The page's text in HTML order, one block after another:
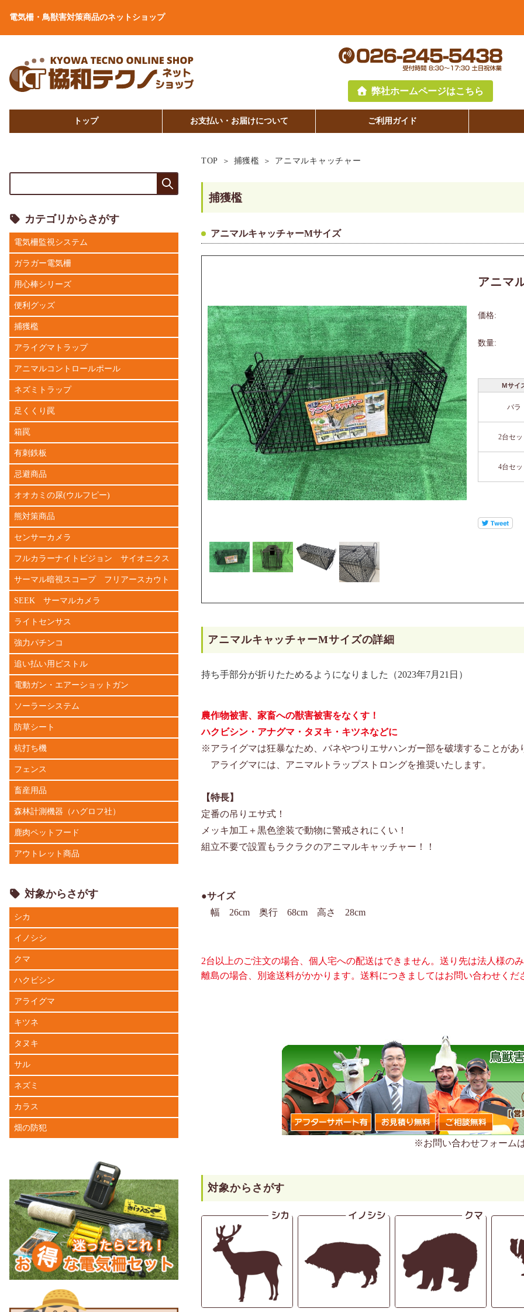
電気柵・鳥獣害対策商品のネットショップ
弊社ホームページはこちら
トップ お支払い・お届けについて ご利用ガイド
TOP 捕獲檻 アニマルキャッチャー
捕獲檻
アニマルキャッチャーMサイズ
アニマ
価格:
数量:
Ｍサイ
バラ
2台セ
4台セ
アニマルキャッチャーMサイズの詳細
持ち手部分が折りたためるようになりました（2023年7月21日）
農作物被害、家畜への獣害被害をなくす！
ハクビシン・アナグマ・タヌキ・キツネなどに
※アライグマは狂暴なため、バネやつりエサハンガー部を破壊することがあ
アライグマには、アニマルトラップストロングを推奨いたします。
【特長】
定番の吊りエサ式！
メッキ加工＋黒色塗装で動物に警戒されにくい！
組立不要で設置もラクラクのアニマルキャッチャー！！
●サイズ
幅 26cm 奥行 68cm 高さ 28cm
2台以上のご注文の場合、個人宅への配送はできません。送り先は法人様の
離島の場合、別途送料がかかります。送料につきましてはお問い合わせくだ
※お問い合わせフォーム
対象からさがす
カテゴリからさがす
電気柵監視システム
ガラガー電気柵
用心棒シリーズ
便利グッズ
捕獲檻
アライグマトラップ
アニマルコントロールポール
ネズミトラップ
足くくり罠
箱罠
有刺鉄板
忌避商品
オオカミの尿(ウルフピー)
熊対策商品
センサーカメラ
フルカラーナイトビジョン サイオニクス
サーマル暗視スコープ フリアースカウト
SEEK サーマルカメラ
ライトセンサス
強力パチンコ
追い払い用ピストル
電動ガン・エアーショットガン
ソーラーシステム
防草シート
杭打ち機
フェンス
畜産用品
森林計測機器（ハグロフ社）
鹿肉ペットフード
アウトレット商品
対象からさがす
シカ
イノシシ
クマ
ハクビシン
アライグマ
キツネ
タヌキ
サル
ネズミ
カラス
畑の防犯